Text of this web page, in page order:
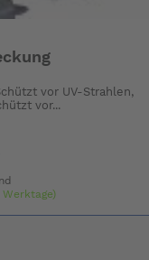
vor UV-Strahlen,
vor...